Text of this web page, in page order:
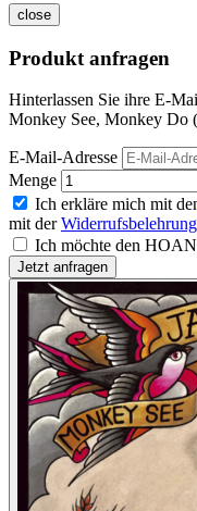
close
Produkt anfragen
Hinterlassen Sie ihre E-
Monkey See, Monkey Do
E-Mail-Adresse
Menge
Ich erkläre mich mit
mit derWiderrufsbelehrung
Ich möchte den